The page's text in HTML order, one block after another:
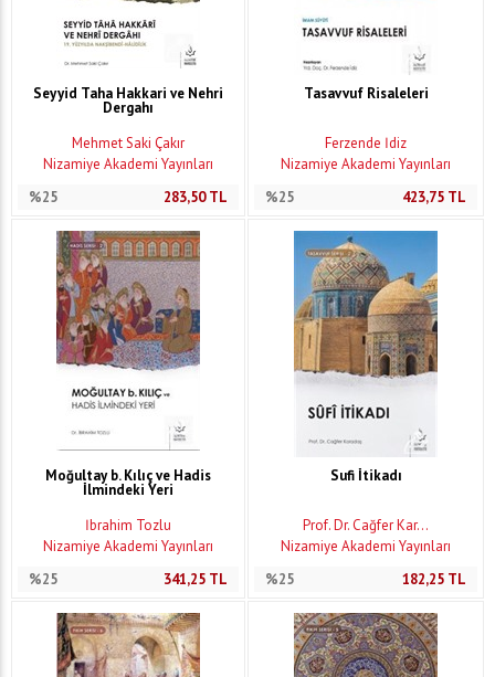
Seyyid Taha Hakkari ve Nehri
Dergahı
Mehmet Saki Çakır
Nizamiye Akademi Yayınları
%25
283,50TL
Tasavvuf Risaleleri
Ferzende İdiz
Nizamiye Akademi Yayınları
%25
423,75 TL
Moğultay b. Kılıç ve Hadis
İlmindeki Yeri
İbrahim Tozlu
Nizamiye Akademi Yayınları
%25
341,25TL
Sufi İtikadı
Prof. Dr. Cağfer Kar...
Nizamiye Akademi Yayınları
%25
182,25 TL